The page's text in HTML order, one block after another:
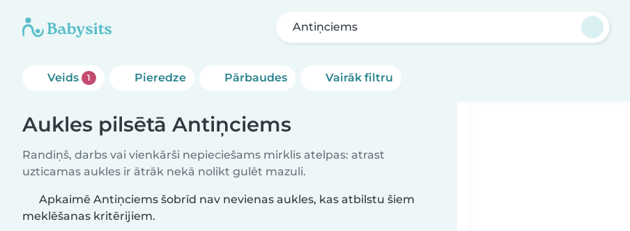
Antiņciems
Veids 1 Pieredze Pārbaudes Vairāk filtru
Aukles pilsētā Antiņciems
Randiņš, darbs vai vienkārši nepieciešams mirklis atelpas: atrast
uzticamas aukles ir ātrāk nekā nolikt gulēt mazuli.
Apkaimē Antiņciems šobrīd nav nevienas aukles, kas atbilstu šiem
meklēšanas kritērijiem.